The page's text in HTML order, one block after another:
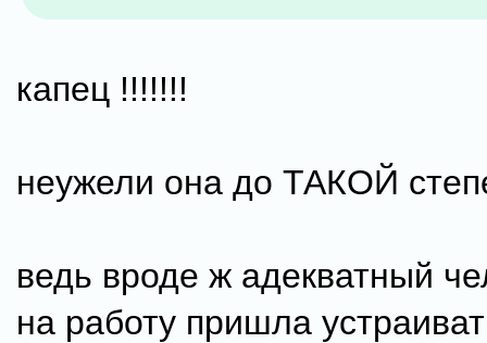
капец !!!!!!!
неужели она до ТАКОЙ
ведь вроде ж адекватный
на работу пришла